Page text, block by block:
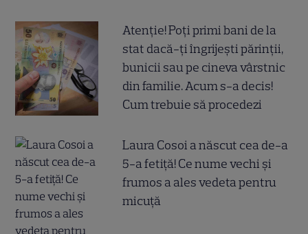
Atenție! Poți primi bani de la
stat dacă-ți îngrijești părinții,
bunicii sau pe cineva vârstnic
din familie. Acum s-a decis!
Cum trebuie să procedezi
Laura Cosoi a născut cea de-a
5-a fetiță! Ce nume vechi și
frumos a ales vedeta pentru
micuță